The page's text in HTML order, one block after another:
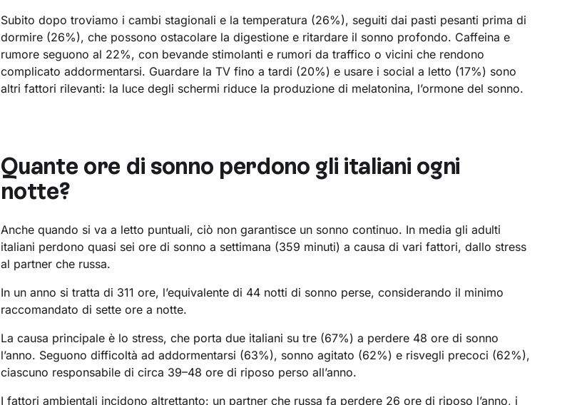
Subito dopo troviamo i cambi stagionali e la temperatura (26%), seguiti dai pasti pesanti prima di
dormire (26%), che possono ostacolare la digestione e ritardare il sonno profondo. Caffeina e
rumore seguono al 22%, con bevande stimolanti e rumori da traffico o vicini che rendono
complicato addormentarsi. Guardare la TV fino a tardi (20%) e usare i social a letto (17%) sono
altri fattori rilevanti: la luce degli schermi riduce la produzione di melatonina, l’ormone del sonno.
Quante ore di sonno perdono gli italiani ogni
notte?
Anche quando si va a letto puntuali, ciò non garantisce un sonno continuo. In media gli adulti
italiani perdono quasi sei ore di sonno a settimana (359 minuti) a causa di vari fattori, dallo stress
al partner che russa.
In un anno si tratta di 311 ore, l’equivalente di 44 notti di sonno perse, considerando il minimo
raccomandato di sette ore a notte.
La causa principale è lo stress, che porta due italiani su tre (67%) a perdere 48 ore di sonno
l’anno. Seguono difficoltà ad addormentarsi (63%), sonno agitato (62%) e risvegli precoci (62%),
ciascuno responsabile di circa 39–48 ore di riposo perso all’anno.
I fattori ambientali incidono altrettanto: un partner che russa fa perdere 26 ore di riposo l’anno, i